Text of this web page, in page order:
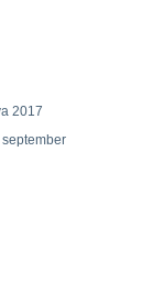
2017